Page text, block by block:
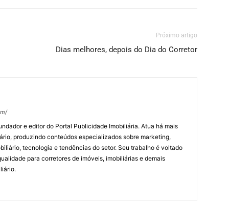
Próximo artigo
Dias melhores, depois do Dia do Corretor
e editor do Portal Publicidade Imobiliária. Atua há mais
produzindo conteúdos especializados sobre marketing,
tecnologia e tendências do setor. Seu trabalho é voltado
para corretores de imóveis, imobiliárias e demais